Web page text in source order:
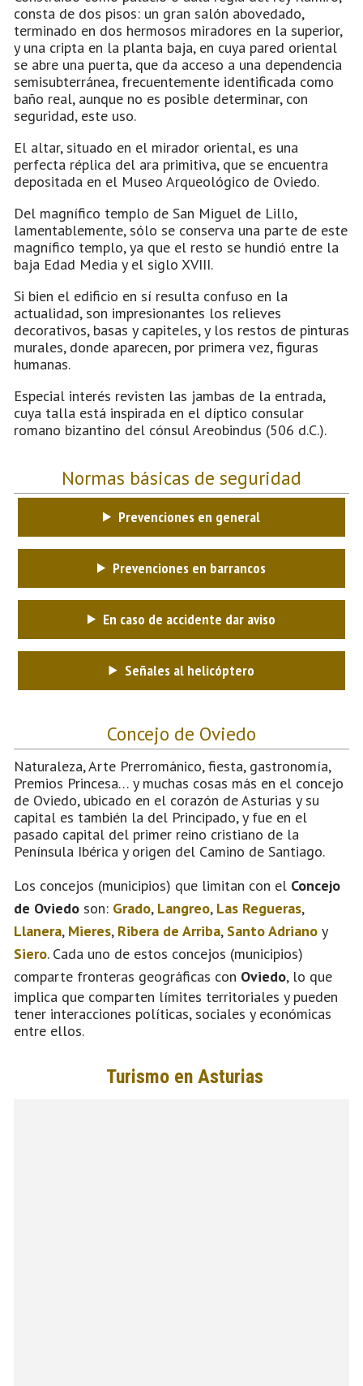
consta de dos pisos: un gran salón abovedado,
terminado en dos hermosos miradores en la superior,
y una cripta en la planta baja, en cuya pared oriental
se abre una puerta, que da acceso a una dependencia
semisubterránea, frecuentemente identificada como
baño real, aunque no es posible determinar, con
seguridad, este uso.
El altar, situado en el mirador oriental, es una
perfecta réplica del ara primitiva, que se encuentra
depositada en el Museo Arqueológico de Oviedo.
Del magnífico templo de San Miguel de Lillo,
lamentablemente, sólo se conserva una parte de este
magnífico templo, ya que el resto se hundió entre la
baja Edad Media y el siglo XVIII.
Si bien el edificio en sí resulta confuso en la
actualidad, son impresionantes los relieves
decorativos, basas y capiteles, y los restos de pinturas
murales, donde aparecen, por primera vez, figuras
humanas.
Especial interés revisten las jambas de la entrada,
cuya talla está inspirada en el díptico consular
romano bizantino del cónsul Areobindus (506 d.C.).
Normas básicas de seguridad
Prevenciones en general
Prevenciones en barrancos
En caso de accidente dar aviso
Señales al helicóptero
Concejo de Oviedo
Naturaleza, Arte Prerrománico, fiesta, gastronomía,
Premios Princesa… y muchas cosas más en el concejo
de Oviedo, ubicado en el corazón de Asturias y su
capital es también la del Principado, y fue en el
pasado capital del primer reino cristiano de la
Península Ibérica y origen del Camino de Santiago.
Los concejos (municipios) que limitan con el Concejo
de Oviedo son: Grado, Langreo, Las Regueras,
Llanera, Mieres, Ribera de Arriba, Santo Adriano y
Siero. Cada uno de estos concejos (municipios)
comparte fronteras geográficas con Oviedo, lo que
implica que comparten límites territoriales y pueden
tener interacciones políticas, sociales y económicas
entre ellos.